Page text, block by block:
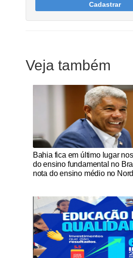
Cadastrar
Veja também
Notícias Católicas
Bahia fica em último lugar
do ensino fundamental no
nota do ensino médio no